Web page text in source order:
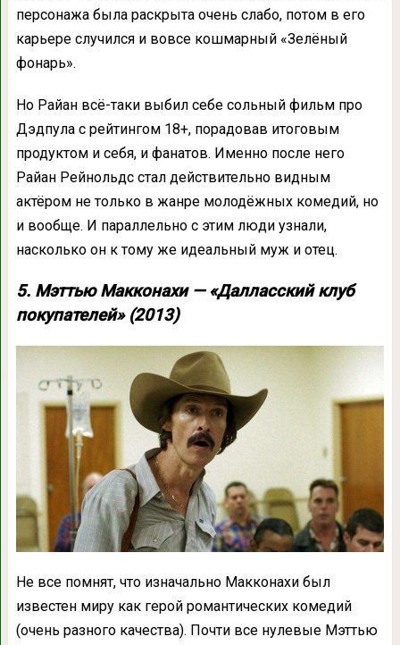
персонажа была раскрыта очень слабо, потом в его
карьере случился и вовсе кошмарный «Зелёный
фонарь».
Но Райан всё-таки выбил себе сольный фильм про
Дэдпула с рейтингом 18+, порадовав итоговым
продуктом и себя, и фанатов. Именно после него
Райан Рейнольдс стал действительно видным
актёром не только в жанре молодёжных комедий, но
и вообще. И параллельно с этим люди узнали,
насколько он к тому же идеальный муж и отец.
5. Мэттью Макконахи — «Далласский клуб
покупателей» (2013)
Не все помнят, что изначально Макконахи был
известен миру как герой романтических комедий
(очень разного качества). Почти все нулевые Мэттью